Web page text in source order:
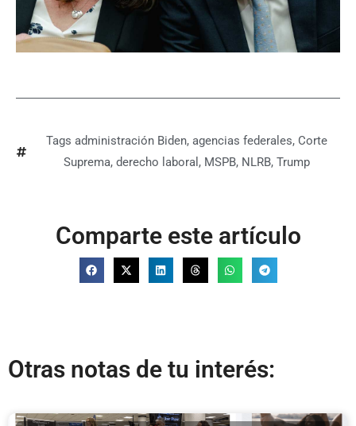
Tags administración Biden, agencias federales, Corte
Suprema, derecho laboral , MSPB, NLRB, Trump
Comparte este artículo
Otras notas de tu interés: